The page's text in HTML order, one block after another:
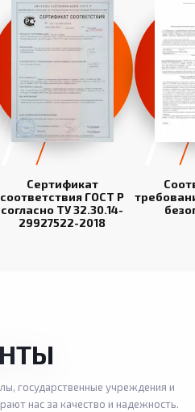
Сертификат
соответствия ГОСТ Р
согласно ТУ 32.30.14-
29927522-2018
государственные учреждения и
нас за качество и надежность.